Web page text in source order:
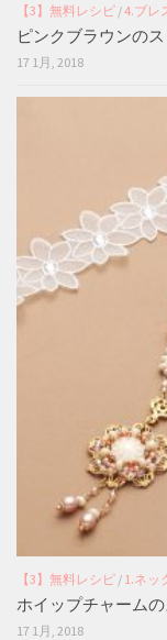
【3】無料レシピ /4.ブレ
ピンクブラウンの
17 1月, 2018
【3】無料レシピ / 1.ネッ
ホイップチャーム
17 1月, 2018